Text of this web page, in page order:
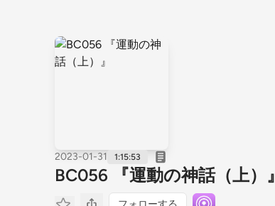
2023-01-31 1:15:53
BC056 『運動の神話（上）』